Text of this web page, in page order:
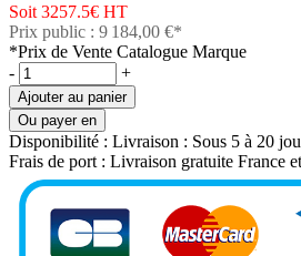
Soit 3257.5€ HT
Prix public : 9 184,00 €*
*Prix de Vente Catalogue Marque
-
+
Ajouter au panier
Ou payer en
Disponibilité : Livraison : Sous 5 à 20
Frais de port : Livraison gratuite France